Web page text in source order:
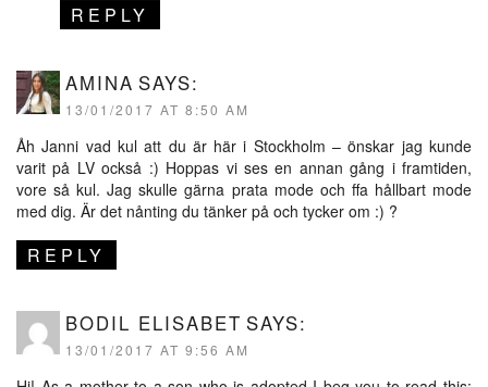
REPLY
AMINA SAYS:
13/01/2017 AT 8:50 AM
Åh Janni vad kul att du är här i Stockholm – önskar jag kunde
varit på LV också :) Hoppas vi ses en annan gång i framtiden,
vore så kul. Jag skulle gärna prata mode och ffa hållbart mode
med dig. Är det nånting du tänker på och tycker om :) ?
REPLY
BODIL ELISABET SAYS:
13/01/2017 AT 9:56 AM